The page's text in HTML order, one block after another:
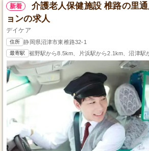
新着
介護老人保健施設 椎路の里
ョンの求人
デイケア
住所 静岡県沼津市東椎路32-1
最寄駅 裾野駅から8.5km、片浜駅から2.1km、沼津駅